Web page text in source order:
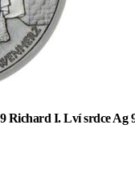
Richard I. Lví srdce Ag